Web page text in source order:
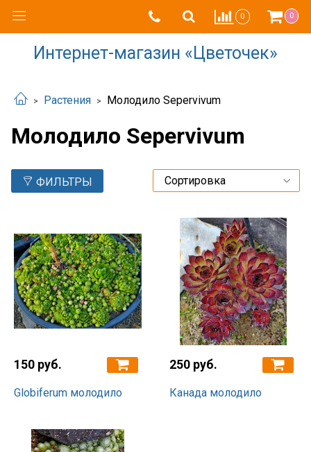
0 0
Интернет-магазин «Цветочек»
Растения Молодило Sepervivum
Молодило Sepervivum
ФИЛЬТРЫ
150 руб.
Globiferum молодило
250 руб.
Канада молодило